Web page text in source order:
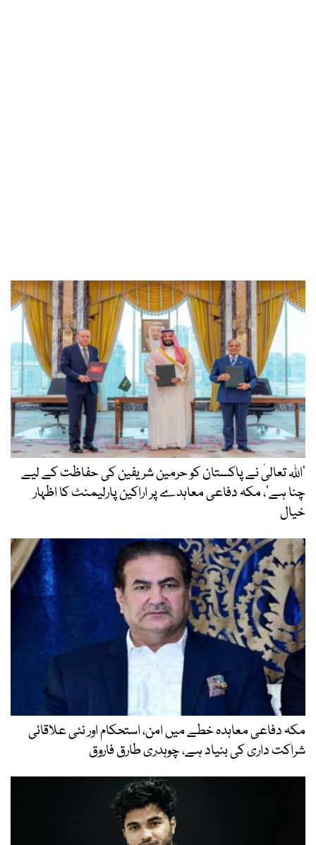
’اللہ تعالیٰ نے پاکستان کو حرمین شریفین کی حفاظت کے لیے
چنا ہے‘، مکہ دفاعی معاہدے پر اراکین پارلیمنٹ کا اظہار
خیال
مکہ دفاعی معاہدہ خطے میں امن، استحکام اور نئی علاقائی
شراکت داری کی بنیاد ہے، چوہدری طارق فاروق